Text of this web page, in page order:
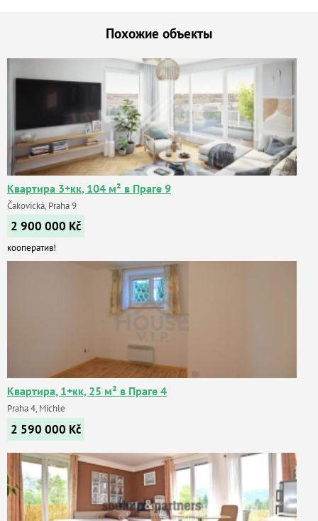
Похожие объекты
Квартира 3+кк, 104 м² в Праге 9
Čakovická, Praha 9
2 900 000 Kč
кооператив!
Квартира, 1+кк, 25 м² в Праге 4
Praha 4, Michle
2 590 000 Kč